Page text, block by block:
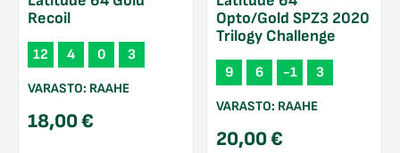
Recoil
12 4 0 3
VARASTO: RAAHE
18,00€
Opto/Gold SPZ3 2020
Trilogy Challenge
9 6 -1 3
VARASTO: RAAHE
20,00€